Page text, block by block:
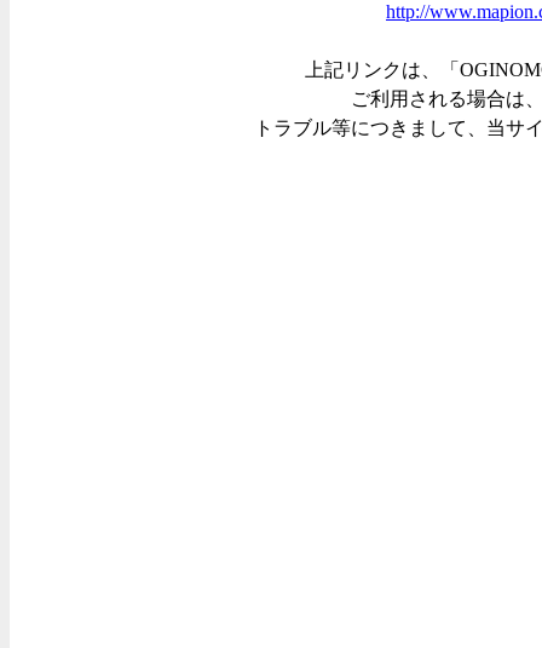
http://
上記リンクは、「
ご利用される場合は
トラブル等につきまして、当サ